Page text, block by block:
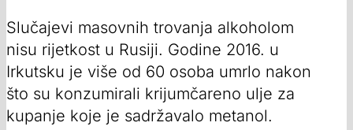
Slučajevi masovnih trovanja alkoholom
nisu rijetkost u Rusiji. Godine 2016. u
Irkutsku je više od 60 osoba umrlo nakon
što su konzumirali krijumčareno ulje za
kupanje koje je sadržavalo metanol.